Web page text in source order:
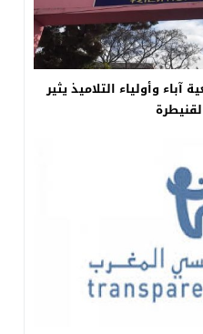
وأولياء التلاميذ يثير